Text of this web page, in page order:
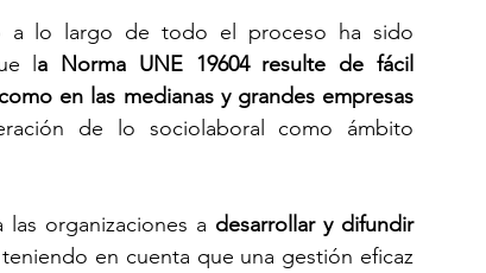
a lo largo de todo el proceso ha sido
l a Norma UNE 19604 resulte de fácil
en las medianas y grandes empresas
de lo sociolaboral como ámbito
organizaciones a desarrollar y difundir
en cuenta que una gestión eficaz